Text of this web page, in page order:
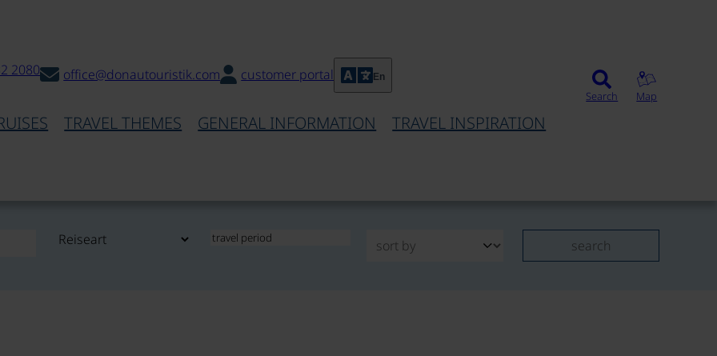
2080 office@donautouristik.com customer portal En
TRAVEL THEMES GENERAL INFORMATION TRAVEL INSPIRATION
Search Map
search